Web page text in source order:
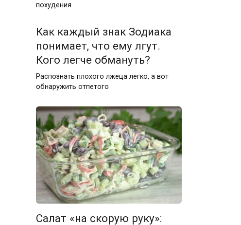
похудения.
Как каждый знак Зодиака
понимает, что ему лгут.
Кого легче обмануть?
Распознать плохого лжеца легко, а вот
обнаружить отпетого
Салат «на скорую руку»: